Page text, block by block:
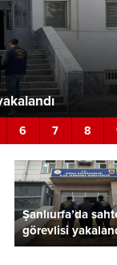
6 7 8
Şanlıurfa’da
görevlisi